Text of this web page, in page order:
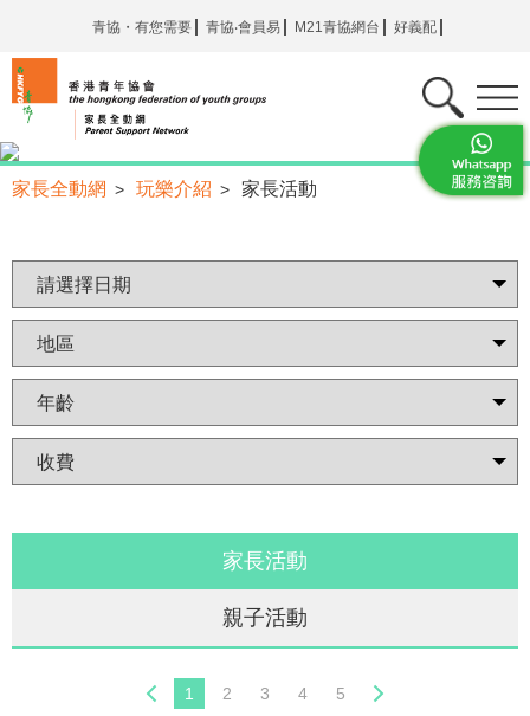
青協・有您需要 青協‧會員易 M21青協網台 好義配
家長全動網 > 玩樂介紹 > 家長活動
家長活動
親子活動
1 2 3 4 5